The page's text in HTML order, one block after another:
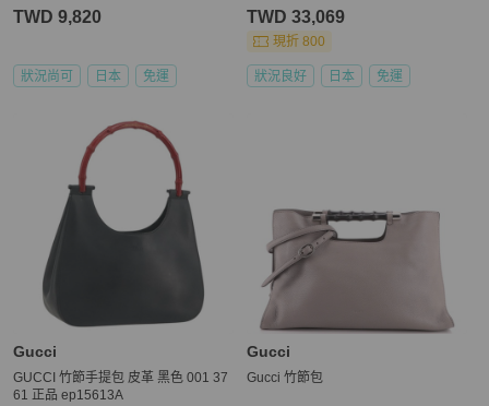
TWD 9,820
狀況尚可 日本 免運
TWD 33,069
現折 800
狀況良好 日本 免運
Gucci
GUCCI 竹節手提包 皮革 黑色 001 37
61 正品 ep15613A
Gucci
Gucci 竹節包